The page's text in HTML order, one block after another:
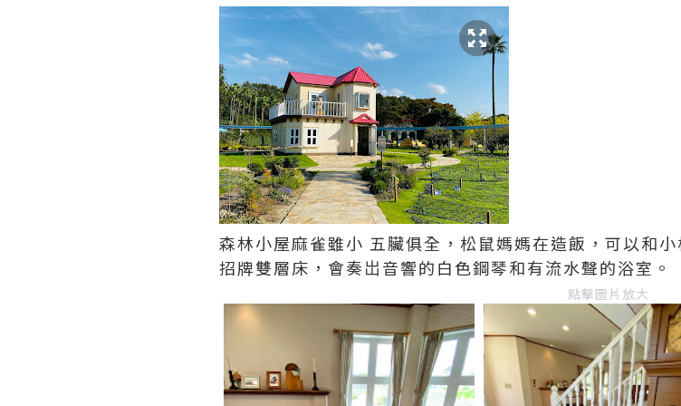
森林小屋麻雀雖小 五臟俱全，松鼠媽媽在造飯，可以和
招牌雙層床，會奏岀音響的白色鋼琴和有流水聲的浴室。
點擊圖片放大